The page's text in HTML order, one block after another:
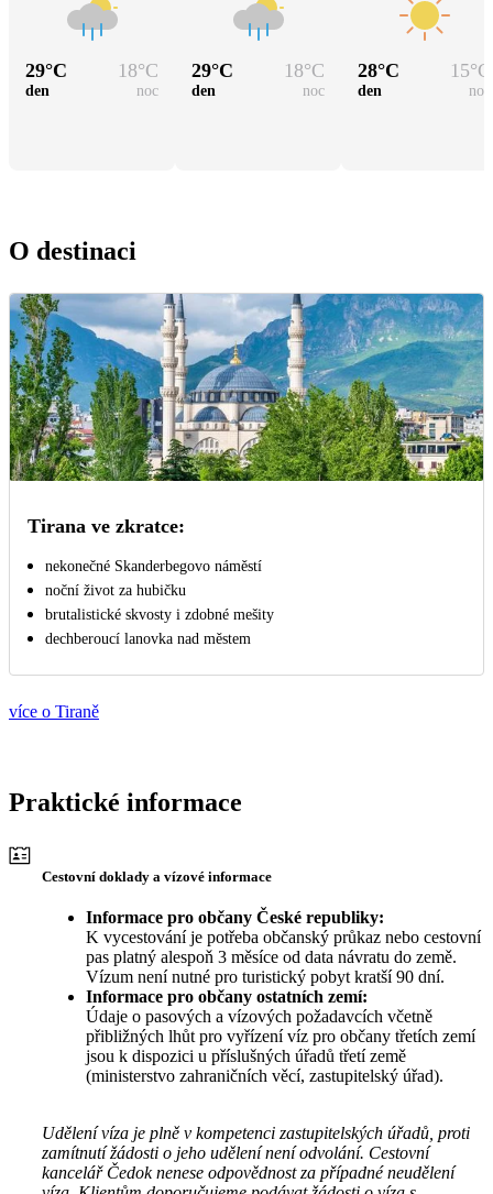
29°C 18°C
den noc
29°C 18°C
den noc
28°C 15°C
den noc
O destinaci
Tirana ve zkratce:
nekonečné Skanderbegovo náměstí
noční život za hubičku
brutalistické skvosty i zdobné mešity
dechberoucí lanovka nad městem
více o Tiraně
Praktické informace
Cestovní doklady a vízové informace
Informace pro občany České republiky:
K vycestování je potřeba občanský průkaz nebo cestovní
pas platný alespoň 3 měsíce od data návratu do země.
Vízum není nutné pro turistický pobyt kratší 90 dní.
Informace pro občany ostatních zemí:
Údaje o pasových a vízových požadavcích včetně
přibližných lhůt pro vyřízení víz pro občany třetích zemí
jsou k dispozici u příslušných úřadů třetí země
(ministerstvo zahraničních věcí, zastupitelský úřad).
Udělení víza je plně v kompetenci zastupitelských úřadů, proti
zamítnutí žádosti o jeho udělení není odvolání. Cestovní
kancelář Čedok nenese odpovědnost za případné neudělení